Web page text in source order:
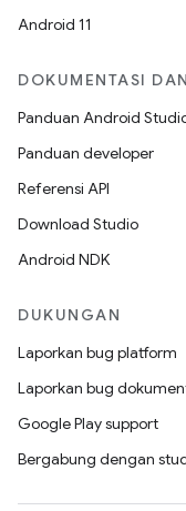
Android 11
DOKUMENTASI
Panduan Android
Panduan developer
Referensi API
Download Studio
Android NDK
DUKUNGAN
Laporkan bug platform
Laporkan bug
Google Play support
Bergabung dengan